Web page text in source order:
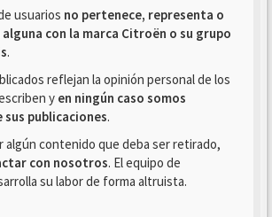
usuarios no pertenece, representa o
con la marca Citroën o su grupo
.
reflejan la opinión personal de los
y en ningún caso somos
sus publicaciones.
algún contenido que deba ser retirado,
con nosotros. El equipo de
su labor de forma altruista.